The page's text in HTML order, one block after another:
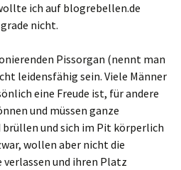
ich auf blogrebellen.de
nicht.
Pissorgan (nennt man
leidensfähig sein. Viele Männer
eine Freude ist, für andere
und müssen ganze
brüllen und sich im Pit körperlich
wollen aber nicht die
und ihren Platz